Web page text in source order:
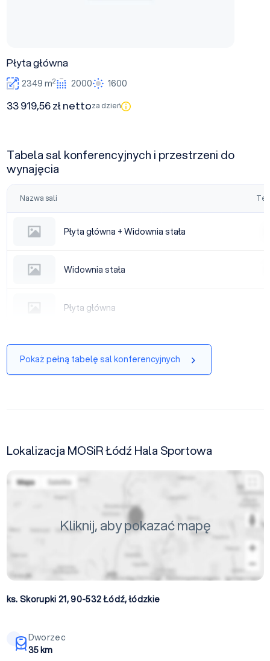
Płyta główna
2349 m2 2000 1600
33 919,56 zł nettoza dzień
Tabela sal konferencyjnych i przestrzeni do
wynajęcia
Nazwa sali
Płyta główna + Widownia stała
Płyta główna + Widownia stała
Widownia stała
Widownia stała
Płyta główna
Pokaż pełną tabelę sal konferencyjnych
Lokalizacja MOSiR Łódź Hala Sportowa
Kliknij, aby pokazać mapę
ks. Skorupki 21, 90-532Łódź,łódzkie
Dworzec
35 km